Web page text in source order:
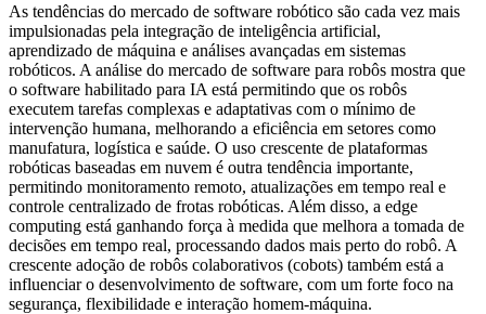
As tendências do mercado de software robótico são cada vez mais
impulsionadas pela integração de inteligência artificial,
aprendizado de máquina e análises avançadas em sistemas
robóticos. A análise do mercado de software para robôs mostra que
o software habilitado para IA está permitindo que os robôs
executem tarefas complexas e adaptativas com o mínimo de
intervenção humana, melhorando a eficiência em setores como
manufatura, logística e saúde. O uso crescente de plataformas
robóticas baseadas em nuvem é outra tendência importante,
permitindo monitoramento remoto, atualizações em tempo real e
controle centralizado de frotas robóticas. Além disso, a edge
computing está ganhando força à medida que melhora a tomada de
decisões em tempo real, processando dados mais perto do robô. A
crescente adoção de robôs colaborativos (cobots) também está a
influenciar o desenvolvimento de software, com um forte foco na
segurança, flexibilidade e interação homem-máquina.